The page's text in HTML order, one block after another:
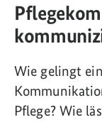
Wie gelingt
Pflege? Wie